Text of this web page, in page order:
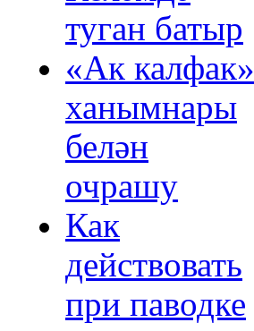
туган батыр
«Ак калфак»
ханымнары
белән
очрашу
Как
действовать
при паводке